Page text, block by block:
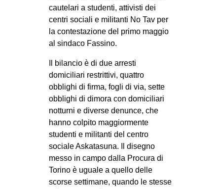
REPRESSIONE
CULTURE
ARTE
CINEMA
MANIFESTI
MUSICA
RECENSIONI
INTERNAZIONALE
AFRICA
AMERICHE
cautelari a studenti, attivisti dei
centri sociali e militanti No Tav per
la contestazione del primo maggio
al sindaco Fassino.
Il bilancio è di due arresti
domiciliari restrittivi, quattro
obblighi di firma, fogli di via, sette
obblighi di dimora con domiciliari
notturni e diverse denunce, che
hanno colpito maggiormente
studenti e militanti del centro
sociale Askatasuna. Il disegno
messo in campo dalla Procura di
Torino è uguale a quello delle
scorse settimane, quando le stesse